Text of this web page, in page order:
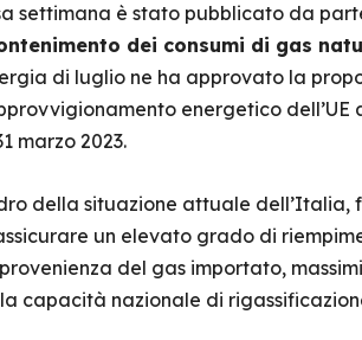
settimana è stato pubblicato da
dei consumi di gas
di luglio ne ha approvato la
energetico
marzo 2023.
della situazione attuale dell’Italia,
un elevato grado di
del gas importato,
capacità nazionale di